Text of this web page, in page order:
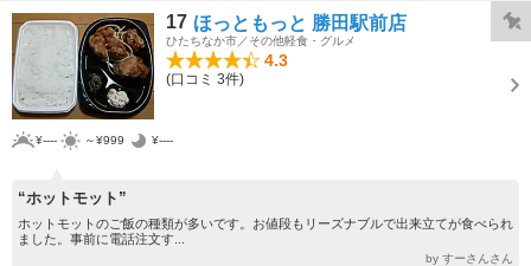
17 ほっともっと 勝田駅前店
ひたちなか市／その他軽食・グルメ
4.3
(口コミ 3件)
¥---- ～¥999 ¥----
“ホットモット”
ホットモットのご飯の種類が多いです。お値段もリーズナブルで出来立てが食べられ
ました。事前に電話注文す...
by すーさんさん